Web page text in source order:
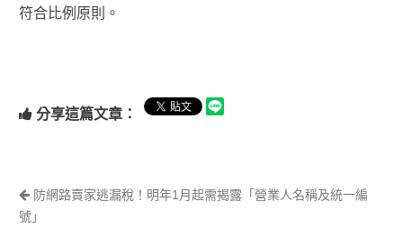
符合比例原則。
分享這篇文章：
防網路賣家逃漏稅！明年1月起需揭露「營業人名稱及統一編
號」